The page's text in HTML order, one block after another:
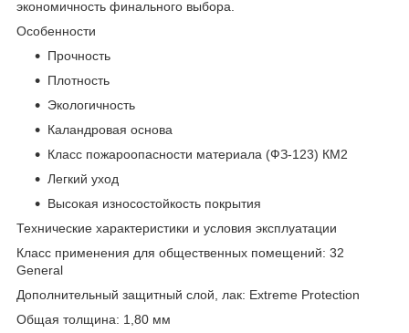
экономичность финального выбора.
Особенности
Прочность
Плотность
Экологичность
Каландровая основа
Класс пожароопасности материала (ФЗ-123) КМ2
Легкий уход
Высокая износостойкость покрытия
Технические характеристики и условия эксплуатации
Класс применения для общественных помещений: 32
General
Дополнительный защитный слой, лак: Extreme Protection
Общая толщина: 1,80 мм